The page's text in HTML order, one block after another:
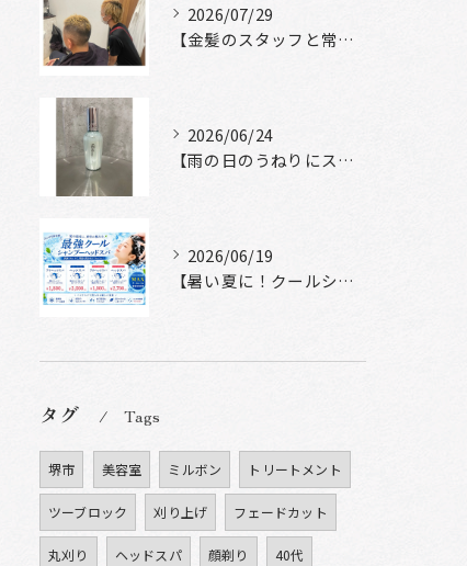
2026/07/29
【金髪のスタッフと常連様ショット】
2026/06/24
【雨の日のうねりにストレートロック】
2026/06/19
【暑い夏に！クールシャンプーヘッドスパ】
タグ Tags
堺市 美容室 ミルボン トリートメント
ツーブロック 刈り上げ フェードカット
丸刈り ヘッドスパ 顔剃り 40代